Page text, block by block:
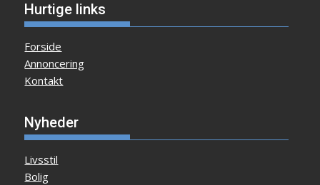
Hurtige links
Forside
Annoncering
Kontakt
Nyheder
Livsstil
Bolig